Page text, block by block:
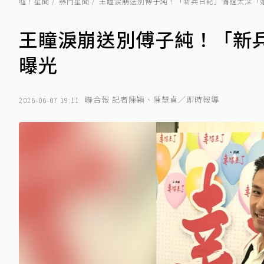
王瞳淚崩送別傅子純！「新
曝光
2026-06-07 19:11 聯合報 記者陳穎、陳慧貞／即時報導